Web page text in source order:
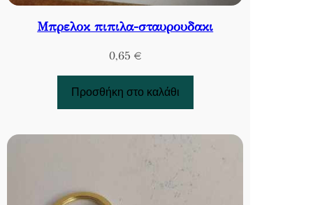
Μπρελοκ πιπιλα-σταυρουδακι
0,65 €
Προσθήκη στο καλάθι